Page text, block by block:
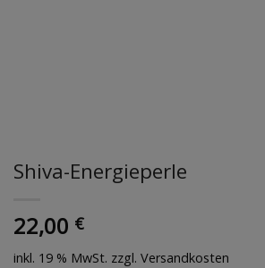
Shiva-Energieperle
22,00 €
inkl. 19 % MwSt. zzgl. Versandkosten